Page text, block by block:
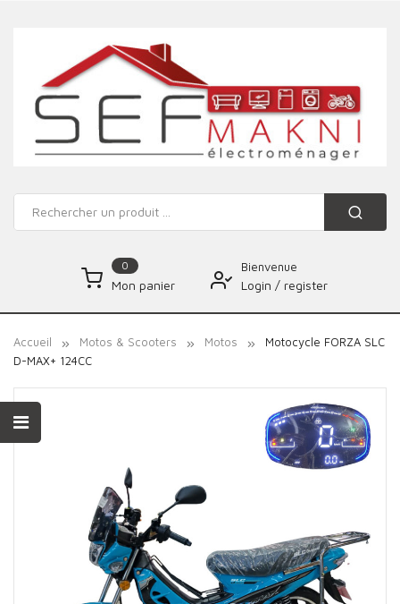
0
Mon panier
Bienvenue
Login / register
Accueil Motos & Scooters Motos
Motocycle FORZA SLC
D-MAX+ 124CC